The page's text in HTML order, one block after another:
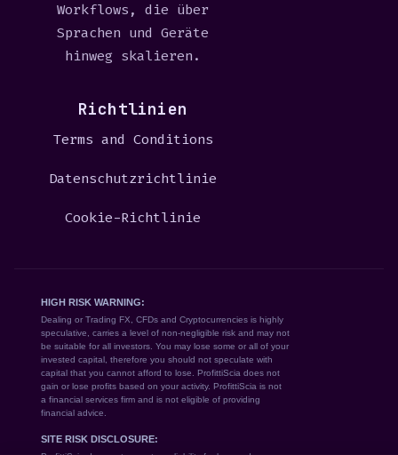
Workflows, die über
Sprachen und Geräte
hinweg skalieren.
Richtlinien
Terms and Conditions
Datenschutzrichtlinie
Cookie-Richtlinie